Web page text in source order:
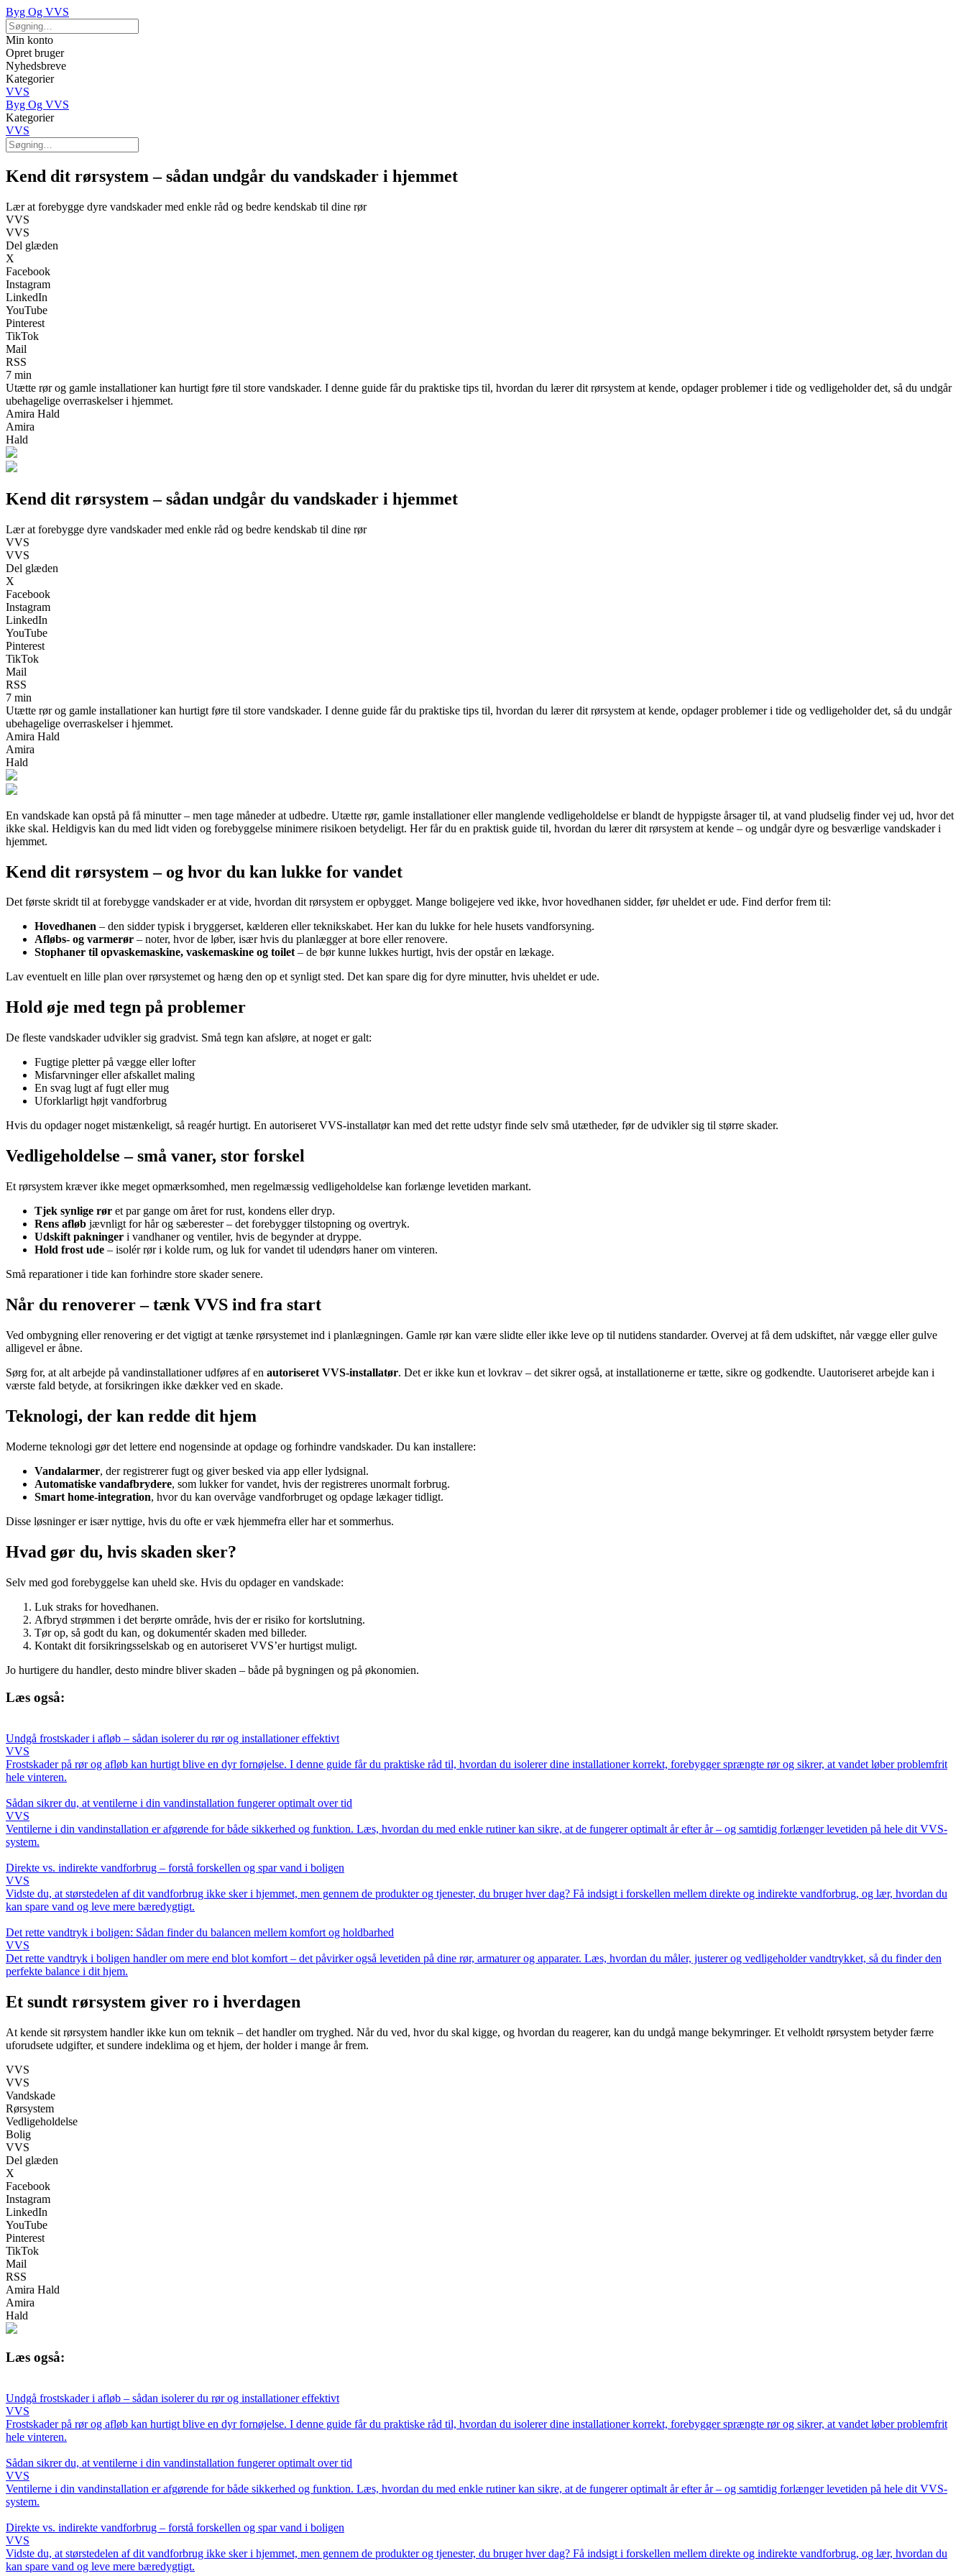
Byg Og VVS
Min konto
Opret bruger
Nyhedsbreve
Kategorier
VVS
Byg Og VVS
Kategorier
VVS
Kend dit rørsystem – sådan undgår du vandskader i hjemmet
Lær at forebygge dyre vandskader med enkle råd og bedre kendskab til dine rør
VVS
VVS
Del glæden
X
Facebook
Instagram
LinkedIn
YouTube
Pinterest
TikTok
Mail
RSS
7 min
Utætte rør og gamle installationer kan hurtigt føre til store vandskader. I denne guide får du praktiske tips til, hvordan du lærer dit rørsystem at kende, opdager problemer i tide og vedligeholder det, så du undgår
ubehagelige overraskelser i hjemmet.
Amira Hald
Amira
Hald
Kend dit rørsystem – sådan undgår du vandskader i hjemmet
Lær at forebygge dyre vandskader med enkle råd og bedre kendskab til dine rør
VVS
VVS
Del glæden
X
Facebook
Instagram
LinkedIn
YouTube
Pinterest
TikTok
Mail
RSS
7 min
Utætte rør og gamle installationer kan hurtigt føre til store vandskader. I denne guide får du praktiske tips til, hvordan du lærer dit rørsystem at kende, opdager problemer i tide og vedligeholder det, så du undgår
ubehagelige overraskelser i hjemmet.
Amira Hald
Amira
Hald
En vandskade kan opstå på få minutter – men tage måneder at udbedre. Utætte rør, gamle installationer eller manglende vedligeholdelse er blandt de hyppigste årsager til, at vand pludselig finder vej ud, hvor det
ikke skal. Heldigvis kan du med lidt viden og forebyggelse minimere risikoen betydeligt. Her får du en praktisk guide til, hvordan du lærer dit rørsystem at kende – og undgår dyre og besværlige vandskader i
hjemmet.
Kend dit rørsystem – og hvor du kan lukke for vandet
Det første skridt til at forebygge vandskader er at vide, hvordan dit rørsystem er opbygget. Mange boligejere ved ikke, hvor hovedhanen sidder, før uheldet er ude. Find derfor frem til:
Hovedhanen – den sidder typisk i bryggerset, kælderen eller teknikskabet. Her kan du lukke for hele husets vandforsyning.
Afløbs- og varmerør – noter, hvor de løber, især hvis du planlægger at bore eller renovere.
Stophaner til opvaskemaskine, vaskemaskine og toilet– de bør kunne lukkes hurtigt, hvis der opstår en lækage.
Lav eventuelt en lille plan over rørsystemet og hæng den op et synligt sted. Det kan spare dig for dyre minutter, hvis uheldet er ude.
Hold øje med tegn på problemer
De fleste vandskader udvikler sig gradvist. Små tegn kan afsløre, at noget er galt:
Fugtige pletter på vægge eller lofter
Misfarvninger eller afskallet maling
En svag lugt af fugt eller mug
Uforklarligt højt vandforbrug
Hvis du opdager noget mistænkeligt, så reagér hurtigt. En autoriseret VVS-installatør kan med det rette udstyr finde selv små utætheder, før de udvikler sig til større skader.
Vedligeholdelse – små vaner, stor forskel
Et rørsystem kræver ikke meget opmærksomhed, men regelmæssig vedligeholdelse kan forlænge levetiden markant.
Tjek synlige rør et par gange om året for rust, kondens eller dryp.
Rens afløb jævnligt for hår og sæberester – det forebygger tilstopning og overtryk.
Udskift pakninger i vandhaner og ventiler, hvis de begynder at dryppe.
Hold frost ude – isolér rør i kolde rum, og luk for vandet til udendørs haner om vinteren.
Små reparationer i tide kan forhindre store skader senere.
Når du renoverer – tænk VVS ind fra start
Ved ombygning eller renovering er det vigtigt at tænke rørsystemet ind i planlægningen. Gamle rør kan være slidte eller ikke leve op til nutidens standarder. Overvej at få dem udskiftet, når vægge eller gulve
alligevel er åbne.
Sørg for, at alt arbejde på vandinstallationer udføres af en autoriseret VVS-installatør. Det er ikke kun et lovkrav – det sikrer også, at installationerne er tætte, sikre og godkendte. Uautoriseret arbejde kan i
værste fald betyde, at forsikringen ikke dækker ved en skade.
Teknologi, der kan redde dit hjem
Moderne teknologi gør det lettere end nogensinde at opdage og forhindre vandskader. Du kan installere:
Vandalarmer, der registrerer fugt og giver besked via app eller lydsignal.
Automatiske vandafbrydere, som lukker for vandet, hvis der registreres unormalt forbrug.
Smart home-integration, hvor du kan overvåge vandforbruget og opdage lækager tidligt.
Disse løsninger er især nyttige, hvis du ofte er væk hjemmefra eller har et sommerhus.
Hvad gør du, hvis skaden sker?
Selv med god forebyggelse kan uheld ske. Hvis du opdager en vandskade:
Luk straks for hovedhanen.
Afbryd strømmen i det berørte område, hvis der er risiko for kortslutning.
Tør op, så godt du kan, og dokumentér skaden med billeder.
Kontakt dit forsikringsselskab og en autoriseret VVS’er hurtigst muligt.
Jo hurtigere du handler, desto mindre bliver skaden – både på bygningen og på økonomien.
Læs også:
Undgå frostskader i afløb – sådan isolerer du rør og installationer effektivt
VVS
Frostskader på rør og afløb kan hurtigt blive en dyr fornøjelse. I denne guide får du praktiske råd til, hvordan du isolerer dine installationer korrekt, forebygger sprængte rør og sikrer, at vandet løber problemfrit
hele vinteren.
Sådan sikrer du, at ventilerne i din vandinstallation fungerer optimalt over tid
VVS
Ventilerne i din vandinstallation er afgørende for både sikkerhed og funktion. Læs, hvordan du med enkle rutiner kan sikre, at de fungerer optimalt år efter år – og samtidig forlænger levetiden på hele dit VVS-
system.
Direkte vs. indirekte vandforbrug – forstå forskellen og spar vand i boligen
VVS
Vidste du, at størstedelen af dit vandforbrug ikke sker i hjemmet, men gennem de produkter og tjenester, du bruger hver dag? Få indsigt i forskellen mellem direkte og indirekte vandforbrug, og lær, hvordan du
kan spare vand og leve mere bæredygtigt.
Det rette vandtryk i boligen: Sådan finder du balancen mellem komfort og holdbarhed
VVS
Det rette vandtryk i boligen handler om mere end blot komfort – det påvirker også levetiden på dine rør, armaturer og apparater. Læs, hvordan du måler, justerer og vedligeholder vandtrykket, så du finder den
perfekte balance i dit hjem.
Et sundt rørsystem giver ro i hverdagen
At kende sit rørsystem handler ikke kun om teknik – det handler om tryghed. Når du ved, hvor du skal kigge, og hvordan du reagerer, kan du undgå mange bekymringer. Et velholdt rørsystem betyder færre
uforudsete udgifter, et sundere indeklima og et hjem, der holder i mange år frem.
VVS
VVS
Vandskade
Rørsystem
Vedligeholdelse
Bolig
VVS
Del glæden
X
Facebook
Instagram
LinkedIn
YouTube
Pinterest
TikTok
Mail
RSS
Amira Hald
Amira
Hald
Læs også:
Undgå frostskader i afløb – sådan isolerer du rør og installationer effektivt
VVS
Frostskader på rør og afløb kan hurtigt blive en dyr fornøjelse. I denne guide får du praktiske råd til, hvordan du isolerer dine installationer korrekt, forebygger sprængte rør og sikrer, at vandet løber problemfrit
hele vinteren.
Sådan sikrer du, at ventilerne i din vandinstallation fungerer optimalt over tid
VVS
Ventilerne i din vandinstallation er afgørende for både sikkerhed og funktion. Læs, hvordan du med enkle rutiner kan sikre, at de fungerer optimalt år efter år – og samtidig forlænger levetiden på hele dit VVS-
system.
Direkte vs. indirekte vandforbrug – forstå forskellen og spar vand i boligen
VVS
Vidste du, at størstedelen af dit vandforbrug ikke sker i hjemmet, men gennem de produkter og tjenester, du bruger hver dag? Få indsigt i forskellen mellem direkte og indirekte vandforbrug, og lær, hvordan du
kan spare vand og leve mere bæredygtigt.